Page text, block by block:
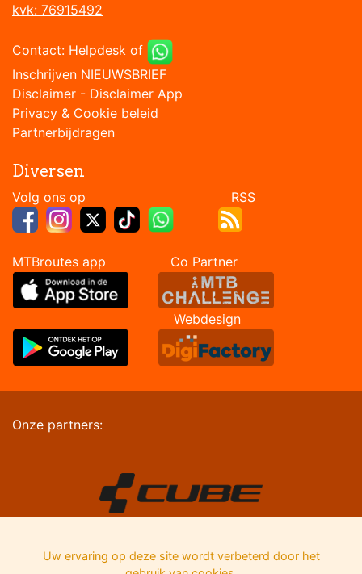
kvk: 76915492
Contact: Helpdesk of
Inschrijven NIEUWSBRIEF
Disclaimer - Disclaimer App
Privacy & Cookie beleid
Partnerbijdragen
Diversen
Volg ons op RSS
MTBroutes app Co Partner
Webdesign
Onze partners:
Uw ervaring op deze site wordt verbeterd door het